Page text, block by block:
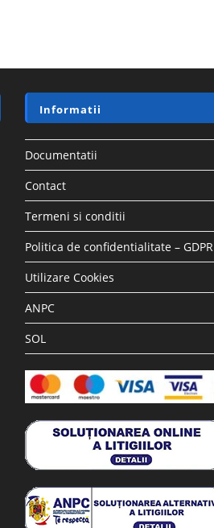
Informatii
Documentatii
Contact
Termeni si conditii
Politica de confidentialitate – GDPR
Utilizare Cookies
ANPC
SOL